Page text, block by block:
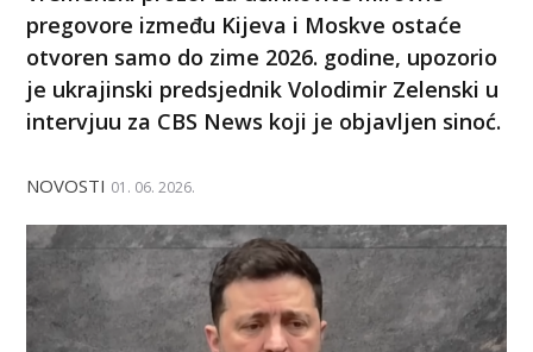
pregovore između Kijeva i Moskve ostaće
otvoren samo do zime 2026. godine, upozorio
je ukrajinski predsjednik Volodimir Zelenski u
intervjuu za CBS News koji je objavljen sinoć.
NOVOSTI 01. 06. 2026.